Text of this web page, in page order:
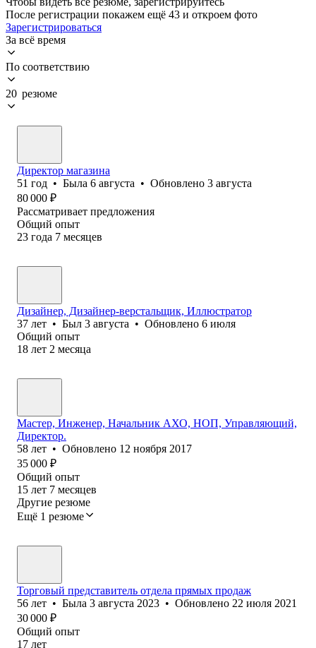
После регистрации покажем ещё 43 и откроем фото
Зарегистрироваться
За всё время
По соответствию
20 резюме
Директор магазина
51 год • Была 6 августа • Обновлено 3 августа
80 000 ₽
Рассматривает предложения
Общий опыт
23 года 7 месяцев
Дизайнер, Дизайнер-верстальщик, Иллюстратор
37 лет • Был 3 августа • Обновлено 6 июля
Общий опыт
18 лет 2 месяца
Мастер, Инженер, Начальник АХО, НОП, Управляющий,
Директор.
58 лет • Обновлено 12 ноября 2017
35 000 ₽
Общий опыт
15 лет 7 месяцев
Другие резюме
Ещё 1 резюме
Торговый представитель отдела прямых продаж
56 лет • Была 3 августа 2023 • Обновлено 22 июля 2021
30 000 ₽
Общий опыт
17 лет